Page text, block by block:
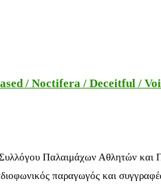
/ Noctifera / Deceitful /
Παλαιμάχων Αθλητών
παραγωγός και